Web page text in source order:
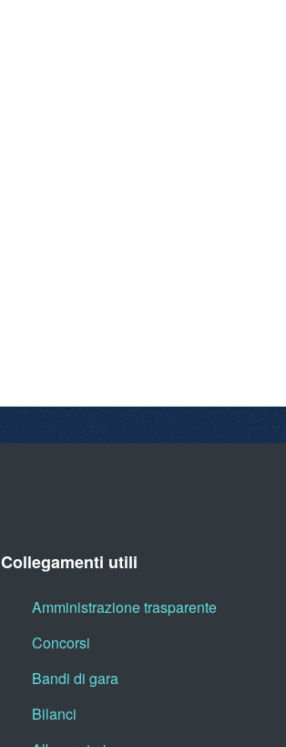
Collegamenti utili
Amministrazione trasparente
Concorsi
Bandi di gara
Bilanci